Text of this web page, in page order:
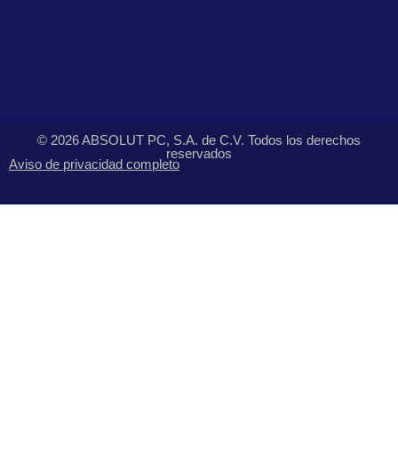
© 2026 ABSOLUT PC, S.A. de C.V. Todos los derechos
reservados
Aviso de privacidad completo